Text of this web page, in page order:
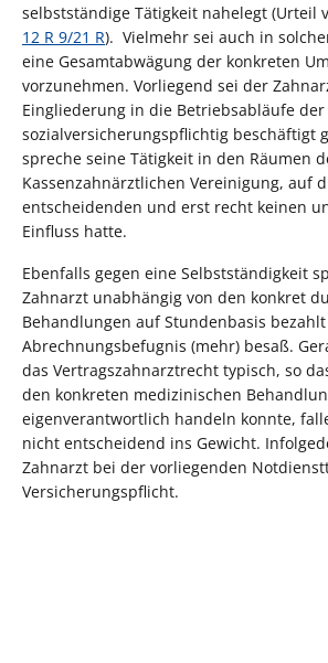
selbstständige Tätigkeit nahelegt (Urteil
12 R 9/21 R). Vielmehr sei auch in
eine Gesamtabwägung der konkreten
vorzunehmen. Vorliegend sei der
Eingliederung in die Betriebsabläufe der
sozialversicherungspflichtig beschäftigt
spreche seine Tätigkeit in den Räumen
Kassenzahnärztlichen Vereinigung, auf
entscheidenden und erst recht keinen
Einfluss hatte.
Ebenfalls gegen eine Selbstständigkeit
Zahnarzt unabhängig von den konkret
Behandlungen auf Stundenbasis
Abrechnungsbefugnis (mehr) besaß.
das Vertragszahnarztrecht typisch, so
den konkreten medizinischen
eigenverantwortlich handeln konnte,
nicht entscheidend ins Gewicht.
Zahnarzt bei der vorliegenden
Versicherungspflicht.